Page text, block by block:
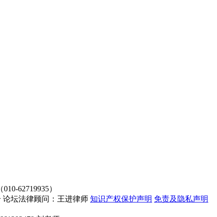
62719935）
论坛法律顾问：王进律师 知识产权保护声明 免责及隐私声明